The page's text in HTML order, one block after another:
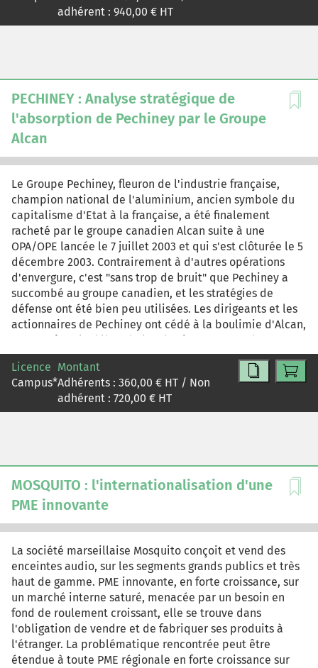
numéro un mondial de l'industrie du pneu, avec, à elle
implantations industrielles rassemblant 74 sites de
production répartis dans 18 pays, pour une capacité de
production de 180 millions de pneumatiques. MICHELIN,
c'est aussi 22 millions de cartes et guides. Le groupe
emploie près de 125 000 employés dont 4000
chercheurs. Aujourd'hui, le portefeuille de marques est
consommateurs de pneumatiques. De la petite
entreprise de construction de matériel agricole et de
fabrication de balles en caoutchouc à ce géant mondial,
le groupe MICHELIN a bien changé. Mondialisé et
parfaitement adapté aux règles de performance
financière, le groupe MICHELIN se présente comme
paradoxal dans sa nature même. Cette étude de cas se
propose d'analyser la stratégie de croissance du groupe
MICHELIN. Il est construit de manière à permettre une
étude en deux temps. Dans un premier temps, le cas
de la performance et fait ainsi référence aux
problématiques d'adéquation entre stratégie de
l'entreprise et règles du jeu sur un marché. Dans un
second temps, le cas offre le support pour une analyse
d'activités diversifié.
adhérent : 940,00 € HT
PECHINEY : Analyse stratégique de
l'absorption de Pechiney par le Groupe
Alcan
Le Groupe Pechiney, fleuron de l'industrie française,
champion national de l'aluminium, ancien symbole du
capitalisme d'Etat à la française, a été finalement
racheté par le groupe canadien Alcan suite à une
OPA/OPE lancée le 7 juillet 2003 et qui s'est clôturée le 5
décembre 2003. Contrairement à d'autres opérations
d'envergure, c'est "sans trop de bruit" que Pechiney a
succombé au groupe canadien, et les stratégies de
défense ont été bien peu utilisées. Les dirigeants et les
actionnaires de Pechiney ont cédé à la boulimie d'Alcan,
avant même le début de l'opération. On peut donc se
demander si le rachat de Pechiney n'est pas tout
simplement le résultat d'une profonde "désambition"
française. Le groupe canadien avait promis la
constitution d'un géant mondial de l'aluminium,
promesses seront-elles tenues ?
Licence
Campus*
Montant
Adhérents : 360,00 € HT / Non
adhérent : 720,00 € HT
MOSQUITO : l'internationalisation d'une
PME innovante
La société marseillaise Mosquito conçoit et vend des
enceintes audio, sur les segments grands publics et très
haut de gamme. PME innovante, en forte croissance, sur
un marché interne saturé, menacée par un besoin en
fond de roulement croissant, elle se trouve dans
l'obligation de vendre et de fabriquer ses produits à
l'étranger. La problématique rencontrée peut être
étendue à toute PME régionale en forte croissance sur